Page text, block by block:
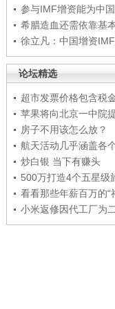
参与IMF增资能为中
希腊造血还需依靠基
徐立凡：中国增资
论坛精选
超市发票价格包含税
苹果将向北京一中院
房子不用该怎么放？
航天活动几乎涵盖各
炒白银 当下有赚头
500万打造4个五星级
看看那些年薪百万的“
小米返修因代工厂为